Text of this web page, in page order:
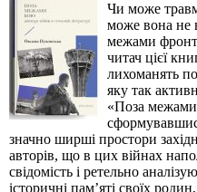
Чи може
може вона не
межами
читач цієї
лихоманять
яку так
«Поза межами
значно ширші простори
авторів, що в цих війнах
свідомість і ретельно
історичні пам’яті своїх